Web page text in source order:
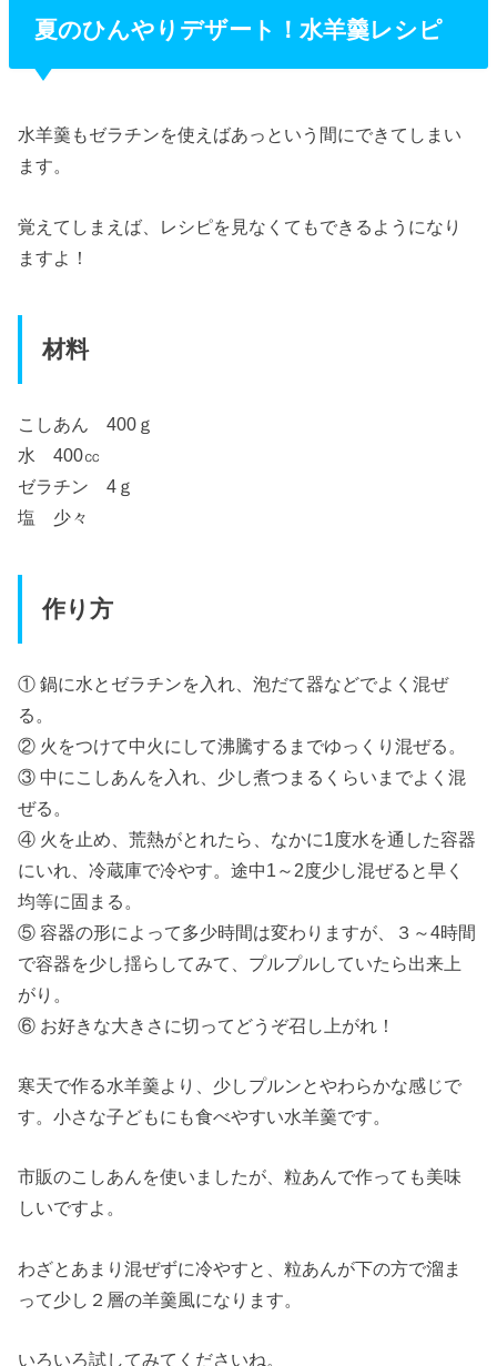
夏のひんやりデザート！水羊羹レシピ
水羊羹もゼラチンを使えばあっという間にできてしまい
ます。
覚えてしまえば、レシピを見なくてもできるようになり
ますよ！
材料
こしあん 400ｇ
水 400㏄
ゼラチン 4ｇ
塩 少々
作り方
① 鍋に水とゼラチンを入れ、泡だて器などでよく混ぜ
る。
② 火をつけて中火にして沸騰するまでゆっくり混ぜる。
③ 中にこしあんを入れ、少し煮つまるくらいまでよく混
ぜる。
④ 火を止め、荒熱がとれたら、なかに1度水を通した容器
にいれ、冷蔵庫で冷やす。途中1～2度少し混ぜると早く
均等に固まる。
⑤ 容器の形によって多少時間は変わりますが、３～4時間
で容器を少し揺らしてみて、プルプルしていたら出来上
がり。
⑥ お好きな大きさに切ってどうぞ召し上がれ！
寒天で作る水羊羹より、少しプルンとやわらかな感じで
す。小さな子どもにも食べやすい水羊羹です。
市販のこしあんを使いましたが、粒あんで作っても美味
しいですよ。
わざとあまり混ぜずに冷やすと、粒あんが下の方で溜ま
って少し２層の羊羹風になります。
いろいろ試してみてくださいね。